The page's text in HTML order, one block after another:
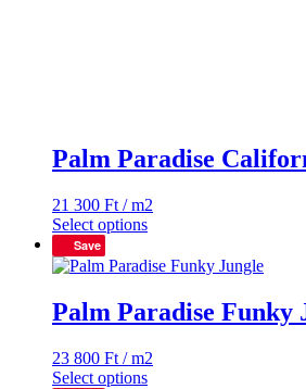
Palm Paradise
21 300 Ft / m2
Select options
Save
Palm Paradise Funky
23 800 Ft / m2
Select options